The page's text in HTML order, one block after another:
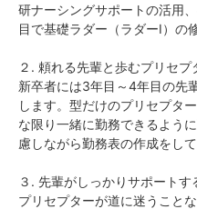
研ナーシングサポートの活用
目で基礎ラダー（ラダーⅠ）の
２. 頼れる先輩と歩むプリセプ
新卒者には3年目～4年目の先
します。型だけのプリセプタ
な限り一緒に勤務できるよう
慮しながら勤務表の作成をして
３. 先輩がしっかりサポートす
プリセプターが道に迷うこと